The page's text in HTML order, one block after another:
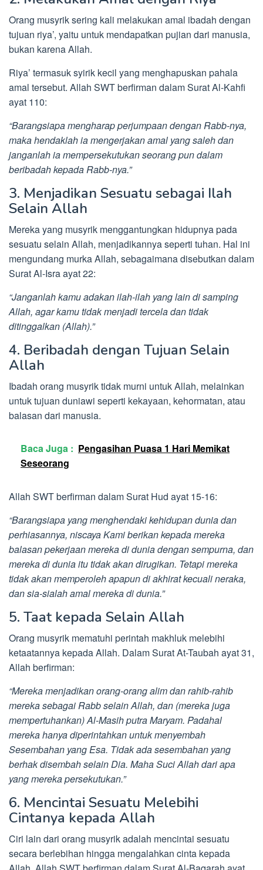
Orang musyrik sering kali melakukan amal ibadah dengan
tujuan riya’, yaitu untuk mendapatkan pujian dari manusia,
bukan karena Allah.
Riya’ termasuk syirik kecil yang menghapuskan pahala
amal tersebut. Allah SWT berfirman dalam Surat Al-Kahfi
ayat 110:
“Barangsiapa mengharap perjumpaan dengan Rabb-nya,
maka hendaklah ia mengerjakan amal yang saleh dan
janganlah ia mempersekutukan seorang pun dalam
beribadah kepada Rabb-nya.”
3. Menjadikan Sesuatu sebagai Ilah
Selain Allah
Mereka yang musyrik menggantungkan hidupnya pada
sesuatu selain Allah, menjadikannya seperti tuhan. Hal ini
mengundang murka Allah, sebagaimana disebutkan dalam
Surat Al-Isra ayat 22:
“Janganlah kamu adakan ilah-ilah yang lain di samping
Allah, agar kamu tidak menjadi tercela dan tidak
ditinggalkan (Allah).”
4. Beribadah dengan Tujuan Selain
Allah
Ibadah orang musyrik tidak murni untuk Allah, melainkan
untuk tujuan duniawi seperti kekayaan, kehormatan, atau
balasan dari manusia.
Baca Juga : Pengasihan Puasa 1 Hari Memikat
Seseorang
Allah SWT berfirman dalam Surat Hud ayat 15-16:
“Barangsiapa yang menghendaki kehidupan dunia dan
perhiasannya, niscaya Kami berikan kepada mereka
balasan pekerjaan mereka di dunia dengan sempurna, dan
mereka di dunia itu tidak akan dirugikan. Tetapi mereka
tidak akan memperoleh apapun di akhirat kecuali neraka,
dan sia-sialah amal mereka di dunia.”
5. Taat kepada Selain Allah
Orang musyrik mematuhi perintah makhluk melebihi
ketaatannya kepada Allah. Dalam Surat At-Taubah ayat 31,
Allah berfirman:
“Mereka menjadikan orang-orang alim dan rahib-rahib
mereka sebagai Rabb selain Allah, dan (mereka juga
mempertuhankan) Al-Masih putra Maryam. Padahal
mereka hanya diperintahkan untuk menyembah
Sesembahan yang Esa. Tidak ada sesembahan yang
berhak disembah selain Dia. Maha Suci Allah dari apa
yang mereka persekutukan.”
6. Mencintai Sesuatu Melebihi
Cintanya kepada Allah
Ciri lain dari orang musyrik adalah mencintai sesuatu
secara berlebihan hingga mengalahkan cinta kepada